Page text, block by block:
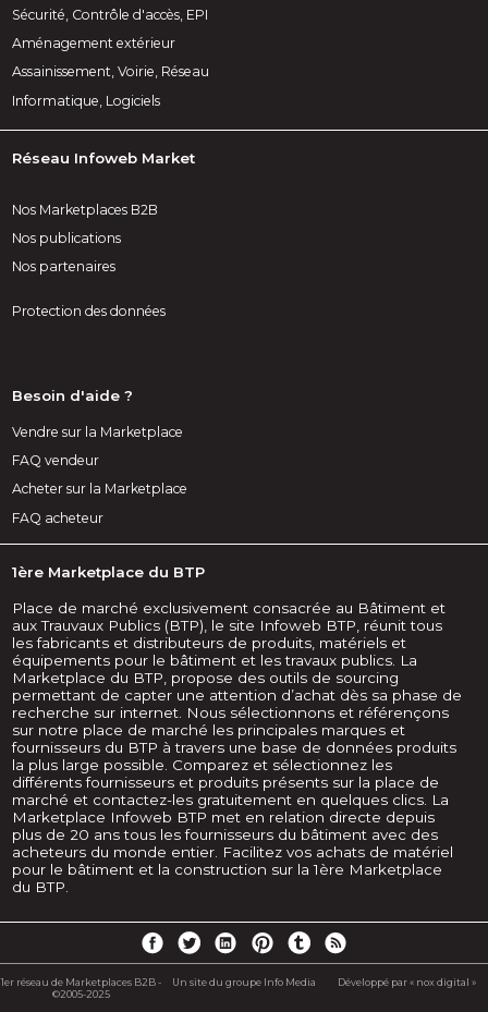
Sécurité, Contrôle d'accès, EPI
Aménagement extérieur
Assainissement, Voirie, Réseau
Informatique, Logiciels
Réseau Infoweb Market
Nos Marketplaces B2B
Nos publications
Nos partenaires
Protection des données
Besoin d'aide ?
Vendre sur la Marketplace
FAQ vendeur
Acheter sur la Marketplace
FAQ acheteur
1ère Marketplace du BTP
Place de marché exclusivement consacrée au Bâtiment et
aux Trauvaux Publics (BTP), le site Infoweb BTP, réunit tous
les fabricants et distributeurs de produits, matériels et
équipements pour le bâtiment et les travaux publics. La
Marketplace du BTP, propose des outils de sourcing
permettant de capter une attention d’achat dès sa phase de
recherche sur internet. Nous sélectionnons et référençons
sur notre place de marché les principales marques et
fournisseurs du BTP à travers une base de données produits
la plus large possible. Comparez et sélectionnez les
différents fournisseurs et produits présents sur la place de
marché et contactez-les gratuitement en quelques clics. La
Marketplace Infoweb BTP met en relation directe depuis
plus de 20 ans tous les fournisseurs du bâtiment avec des
acheteurs du monde entier. Facilitez vos achats de matériel
pour le bâtiment et la construction sur la 1ère Marketplace
du BTP.
1er réseau de Marketplaces B2B -
©2005-2025
Un site du groupe Info Media Développé par « nox digital »